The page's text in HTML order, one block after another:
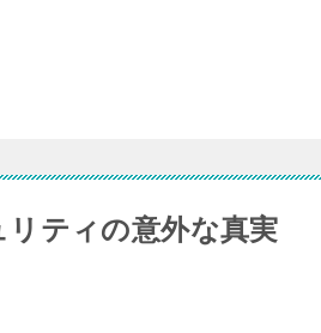
ティの意外な真実